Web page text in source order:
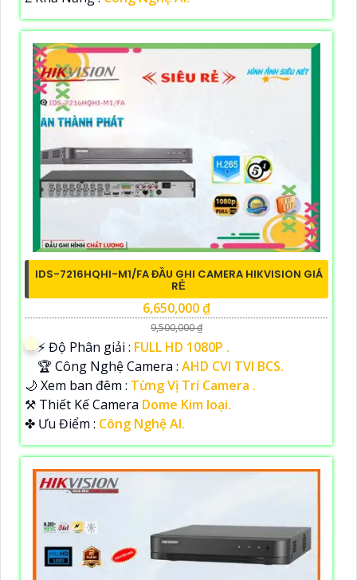
IDS-7216HQHI-M1/FA ĐẦU GHI CAMERA HIKVISION GIÁ
RẺ
6,650,000 ₫
9,500,000 ₫
️⚡ Độ Phân giải : FULL HD 1080P .
🏆 Công Nghệ Camera : AHD CVI TVI BCS.
🌙 Xem ban đêm : Từng Vị Trí Camera .
⚒ Thiết Kế Camera Dome Kim loại.
️✤ Ưu Điểm : Công Nghệ AI.